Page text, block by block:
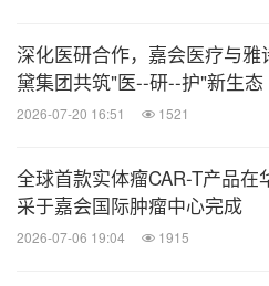
微信公众号“
大健康企业
立即订阅！
关键词：教育 健康护理与医院
深化医研合作，嘉会医疗与雅
黛集团共筑"医--研--护"新生态
2026-07-20 16:51 1521
全球首款实体瘤CAR-T产品
采于嘉会国际肿瘤中心完成
2026-07-06 19:04 1915